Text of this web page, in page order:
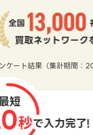
ケート結果（集計期間：